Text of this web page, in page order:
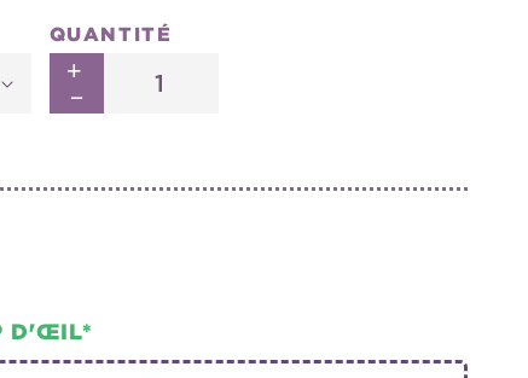
QUANTITÉ
Augmenter
la
High
+
Réduire
de
–
D'ŒIL*